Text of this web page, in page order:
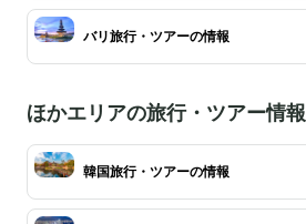
バリ旅行・ツアーの情報
ほかエリアの旅行・ツアー情報
韓国旅行・ツアーの情報